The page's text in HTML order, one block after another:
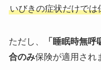
いびきの症状だけで
ただし、
「睡眠時無
合のみ保険が適用され